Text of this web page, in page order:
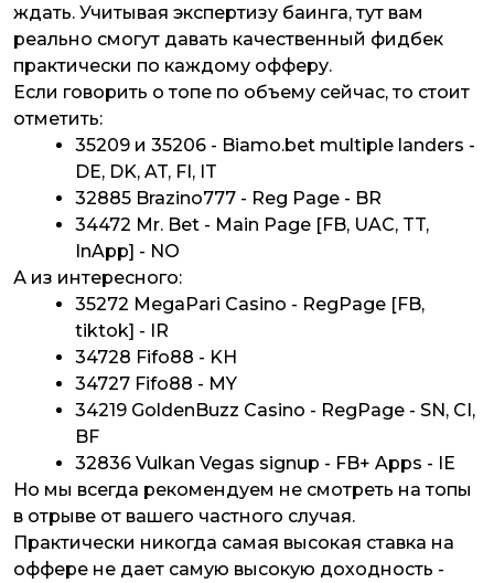
ждать. Учитывая экспертизу баинга, тут вам
реально смогут давать качественный фидбек
практически по каждому офферу.
Если говорить о топе по объему сейчас, то стоит
отметить:
35209 и 35206 - Biamo.bet multiple landers -
DE, DK, AT, FI, IT
32885 Brazino777 - Reg Page - BR
34472 Mr. Bet - Main Page [FB, UAC, TT,
InApp] - NO
А из интересного:
35272 MegaPari Casino - RegPage [FB,
tiktok] - IR
34728 Fifo88 - KH
34727 Fifo88 - MY
34219 GoldenBuzz Casino - RegPage - SN, CI,
BF
32836 Vulkan Vegas signup - FB+ Apps - IE
Но мы всегда рекомендуем не смотреть на топы
в отрыве от вашего частного случая.
Практически никогда самая высокая ставка на
оффере не дает самую высокую доходность -